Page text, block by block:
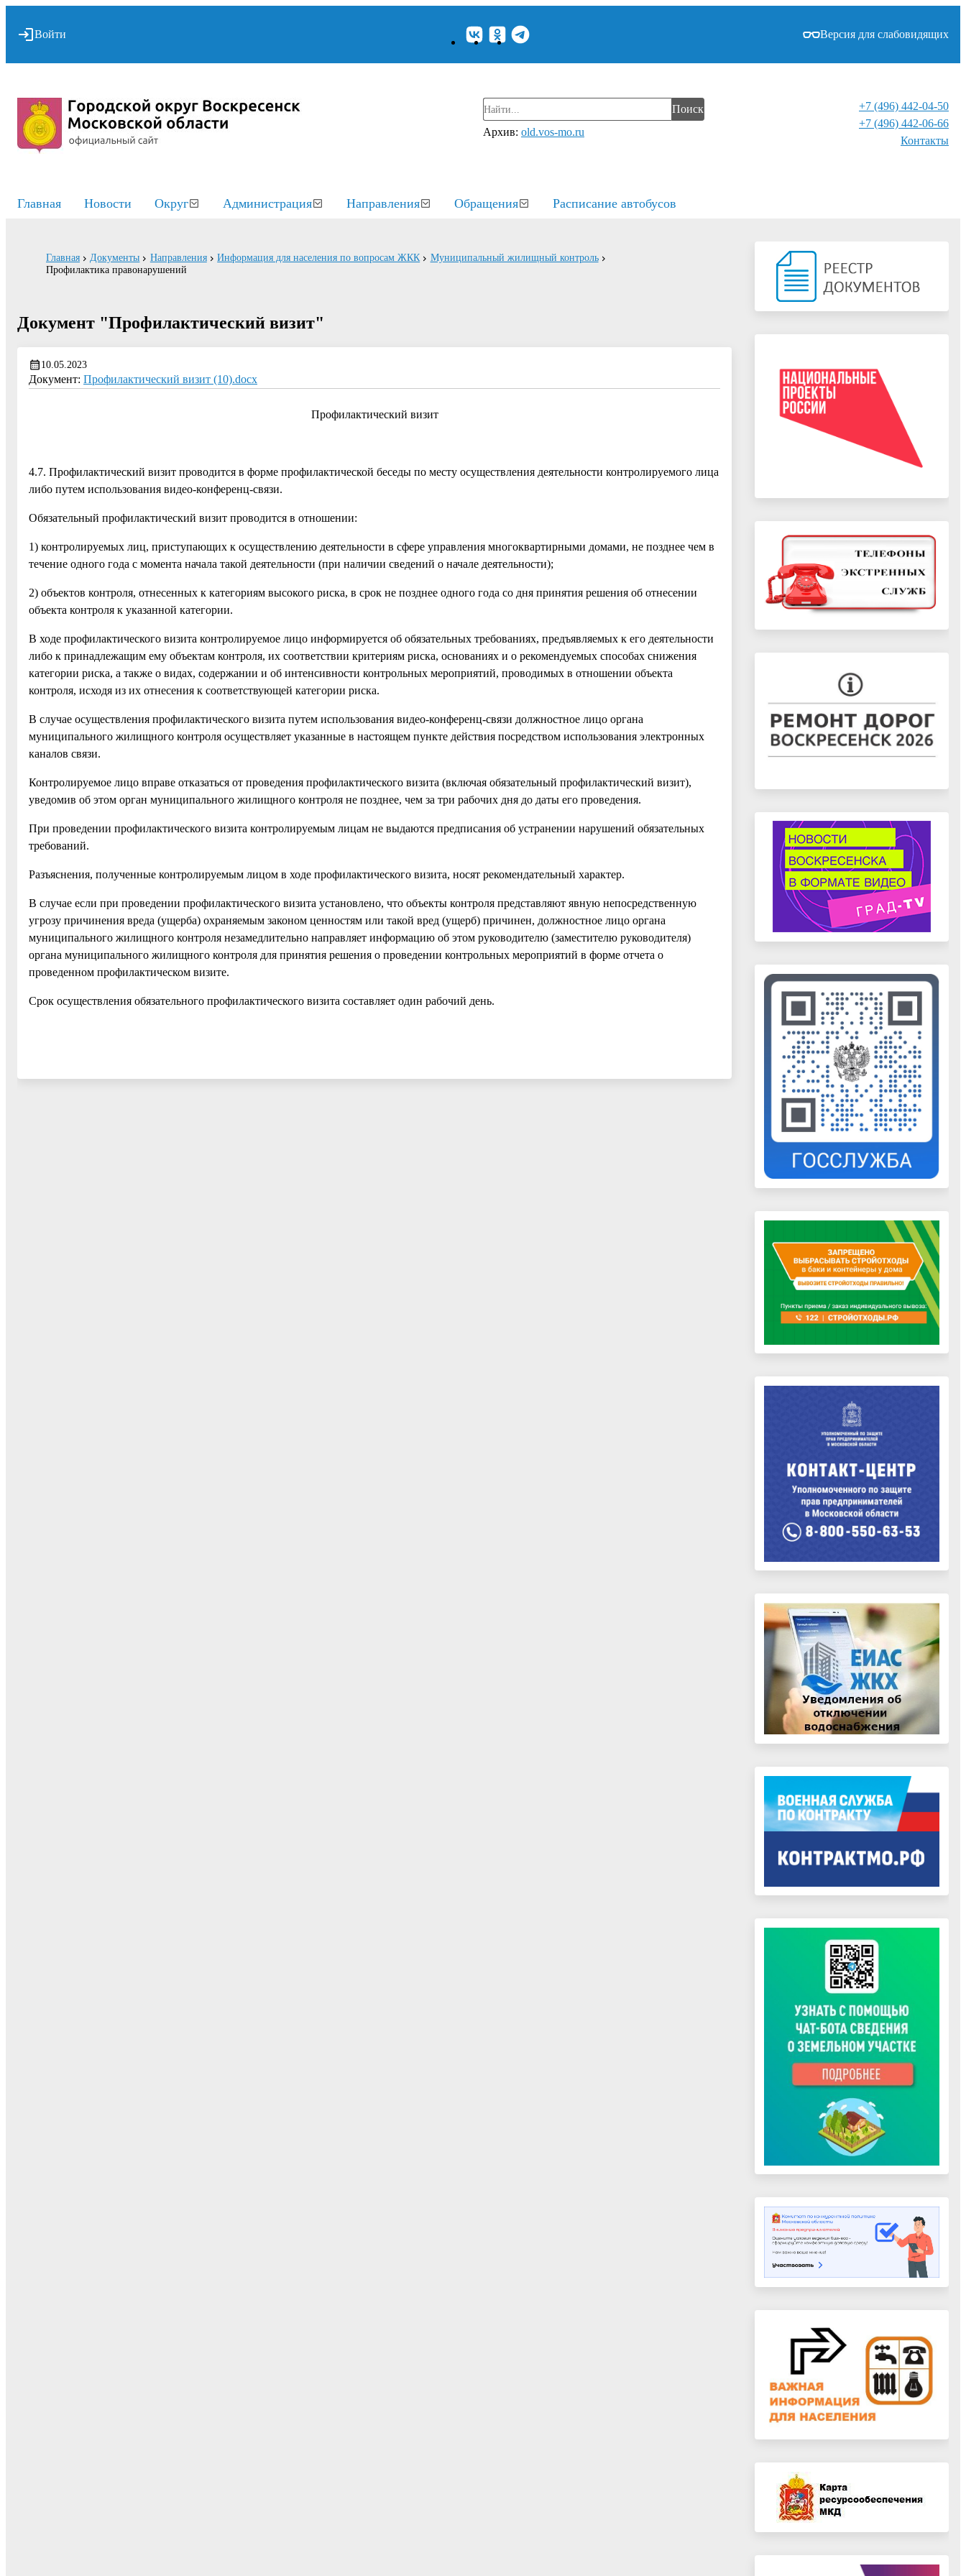
Войти Версия для слабовидящих
Поиск
Архив: old.vos-mo.ru
+7 (496) 442-04-50
+7 (496) 442-06-66
Контакты⁠
Главная Новости Округ Администрация Направления Обращения Расписание автобусов
Главная Документы Направления Информация для населения по вопросам ЖКК
Муниципальный жилищный контроль
Профилактика правонарушений
Документ "Профилактический визит"
10.05.2023
Документ: Профилактический визит (10).docx
Профилактический визит
4.7. Профилактический визит проводится в форме профилактической беседы по месту осуществления деятельности контролируемого лица
либо путем использования видео-конференц-связи.
Обязательный профилактический визит проводится в отношении:
1) контролируемых лиц, приступающих к осуществлению деятельности в сфере управления многоквартирными домами, не позднее чем в
течение одного года с момента начала такой деятельности (при наличии сведений о начале деятельности);
2) объектов контроля, отнесенных к категориям высокого риска, в срок не позднее одного года со дня принятия решения об отнесении
объекта контроля к указанной категории.
В ходе профилактического визита контролируемое лицо информируется об обязательных требованиях, предъявляемых к его деятельности
либо к принадлежащим ему объектам контроля, их соответствии критериям риска, основаниях и о рекомендуемых способах снижения
категории риска, а также о видах, содержании и об интенсивности контрольных мероприятий, проводимых в отношении объекта
контроля, исходя из их отнесения к соответствующей категории риска.
В случае осуществления профилактического визита путем использования видео-конференц-связи должностное лицо органа
муниципального жилищного контроля осуществляет указанные в настоящем пункте действия посредством использования электронных
каналов связи.
Контролируемое лицо вправе отказаться от проведения профилактического визита (включая обязательный профилактический визит),
уведомив об этом орган муниципального жилищного контроля не позднее, чем за три рабочих дня до даты его проведения.
При проведении профилактического визита контролируемым лицам не выдаются предписания об устранении нарушений обязательных
требований.
Разъяснения, полученные контролируемым лицом в ходе профилактического визита, носят рекомендательный характер.
В случае если при проведении профилактического визита установлено, что объекты контроля представляют явную непосредственную
угрозу причинения вреда (ущерба) охраняемым законом ценностям или такой вред (ущерб) причинен, должностное лицо органа
муниципального жилищного контроля незамедлительно направляет информацию об этом руководителю (заместителю руководителя)
органа муниципального жилищного контроля для принятия решения о проведении контрольных мероприятий в форме отчета о
проведенном профилактическом визите.
Срок осуществления обязательного профилактического визита составляет один рабочий день.